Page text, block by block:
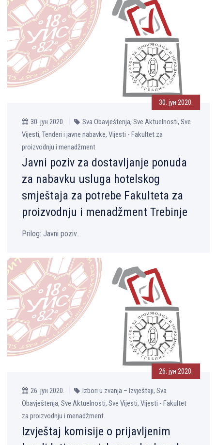
30. јун 2020.
30. јун 2020.
Sva Obavještenja, Sve Aktuelnosti, Sve
Vijesti, Tenderi i javne nabavke, Vijesti - Fakultet za
proizvodnju i menadžment
Javni poziv za dostavlјanje ponuda
za nabavku usluga hotelskog
smještaja za potrebe Fakulteta za
proizvodnju i menadžment Trebinje
Prilog: Јavni poziv...
26. јун 2020.
26. јун 2020.
Izbori u zvanja – Izvještaji, Sva
Obavještenja, Sve Aktuelnosti, Sve Vijesti, Vijesti - Fakultet
za proizvodnju i menadžment
Izvještaj komisije o prijavljenim